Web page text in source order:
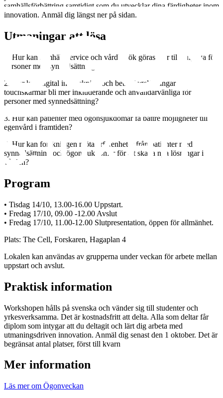
samhällsförbättring samtidigt som du utvecklar dina färdigheter inom
innovation. Anmäl dig längst ner på sidan.
Utmaningar att lösa
1. Hur kan samhällsservice och vårdbesök göras mer tillgängliga för
personer med synnedsättning?
2. Hur kan digital incheckning och betalningslösningar via
touchskärmar bli mer inkluderande och användarvänliga för
personer med synnedsättning?
3. Hur kan patienter med ögonsjukdomar få bättre möjligheter till
egenvård i framtiden?
4. Hur kan forskningen möta erfarenheter från patienter med
synnedsättning och ögonsjukdomar för att skapa nya lösningar i
vården?
Program
• Tisdag 14/10, 13.00-16.00 Uppstart.
• Fredag 17/10, 09.00 -12.00 Avslut
• Fredag 17/10, 11.00-12.00 Slutpresentation, öppen för allmänhet.
Plats: The Cell, Forskaren, Hagaplan 4
Lokalen kan användas av grupperna under veckan för arbete mellan
uppstart och avslut.
Praktisk information
Workshopen hålls på svenska och vänder sig till studenter och
yrkesverksamma. Det är kostnadsfritt att delta. Alla som deltar får
diplom som intygar att du deltagit och lärt dig arbeta med
utmaningsdriven innovation. Anmäl dig senast den 1 oktober. Det är
begränsat antal platser, först till kvarn
Mer information
Läs mer om Ögonveckan